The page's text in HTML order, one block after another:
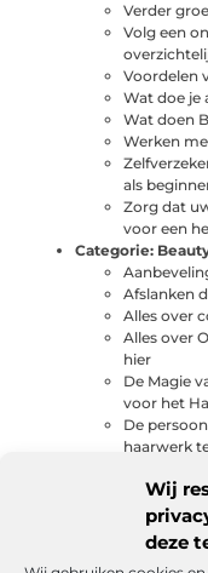
Wij
deze
Verder
Volg een
Voordelen
Wat doe je
Wat doen
Werken
als
Zorg dat
voor een
Categorie:
Afslanken
Alles over
Alles over
hier
De Magie
voor het
De
haarwerk
Een
Gellak
Het